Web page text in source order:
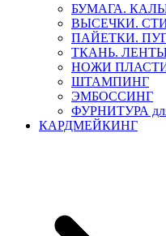
БУМАГА.
ВЫСЕЧКИ.
ПАЙЕТКИ.
ТКАНЬ.
НОЖИ
ШТАМПИНГ
ЭМБОССИНГ
ФУРНИТУРА для
КАРДМЕЙКИНГ